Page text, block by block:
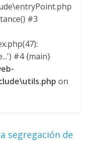
#3
#4 {main}
on
segregación de